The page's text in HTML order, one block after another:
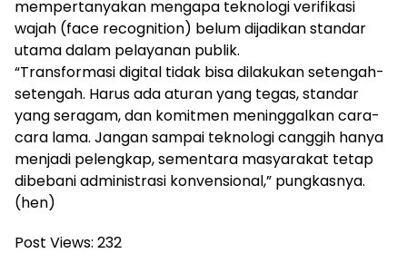
mempertanyakan mengapa teknologi verifikasi
wajah (face recognition) belum dijadikan standar
utama dalam pelayanan publik.
“Transformasi digital tidak bisa dilakukan setengah-
setengah. Harus ada aturan yang tegas, standar
yang seragam, dan komitmen meninggalkan cara-
cara lama. Jangan sampai teknologi canggih hanya
menjadi pelengkap, sementara masyarakat tetap
dibebani administrasi konvensional,” pungkasnya.
(hen)
Post Views: 232